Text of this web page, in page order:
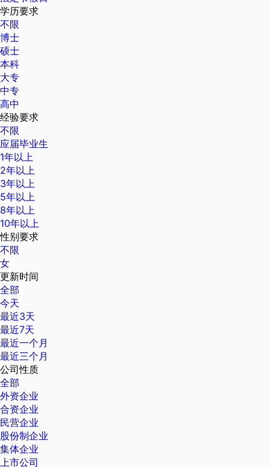
学历要求
不限
博士
硕士
本科
大专
中专
高中
经验要求
不限
应届毕业生
1年以上
2年以上
3年以上
5年以上
8年以上
10年以上
性别要求
不限
女
更新时间
全部
今天
最近3天
最近7天
最近一个月
最近三个月
公司性质
全部
外资企业
合资企业
民营企业
股份制企业
集体企业
上市公司